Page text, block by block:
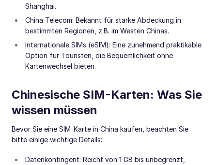
Shanghai.
China Telecom: Bekannt für starke Abdeckung in
bestimmten Regionen, z.B. im Westen Chinas.
Internationale SIMs (eSIM): Eine zunehmend praktikable
Option für Touristen, die Bequemlichkeit ohne
Kartenwechsel bieten.
Chinesische SIM-Karten: Was Sie
wissen müssen
Bevor Sie eine SIM-Karte in China kaufen, beachten Sie
bitte einige wichtige Details:
Datenkontingent: Reicht von 1 GB bis unbegrenzt,